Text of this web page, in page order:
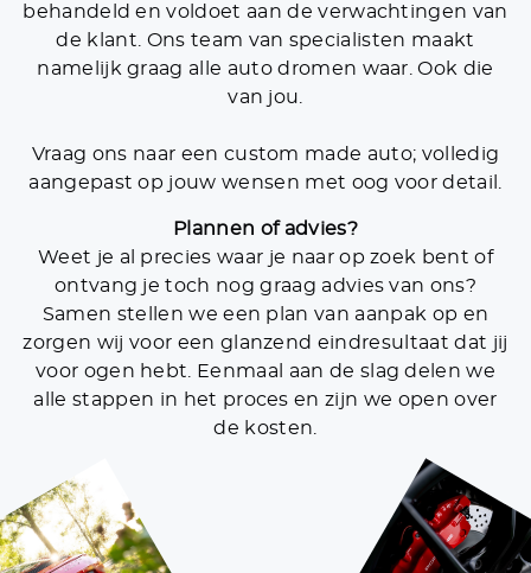
behandeld en voldoet aan de verwachtingen van
de klant. Ons team van specialisten maakt
namelijk graag alle auto dromen waar. Ook die
van jou.
Vraag ons naar een custom made auto; volledig
aangepast op jouw wensen met oog voor detail.
Plannen of advies?
Weet je al precies waar je naar op zoek bent of
ontvang je toch nog graag advies van ons?
Samen stellen we een plan van aanpak op en
zorgen wij voor een glanzend eindresultaat dat jij
voor ogen hebt. Eenmaal aan de slag delen we
alle stappen in het proces en zijn we open over
de kosten.